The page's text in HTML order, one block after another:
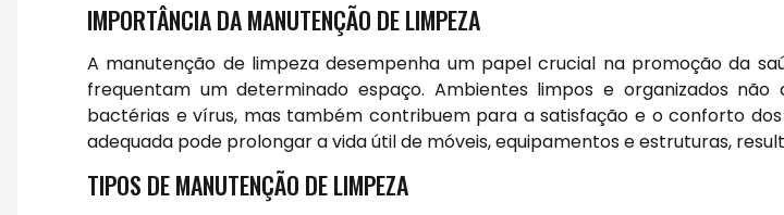
IMPORTÂNCIA DA MANUTENÇÃO DE LIMPEZA
A manutenção de limpeza desempenha um papel crucial na promoção da
frequentam um determinado espaço. Ambientes limpos e organizados
bactérias e vírus, mas também contribuem para a satisfação e o conforto dos
adequada pode prolongar a vida útil de móveis, equipamentos e estruturas,
TIPOS DE MANUTENÇÃO DE LIMPEZA